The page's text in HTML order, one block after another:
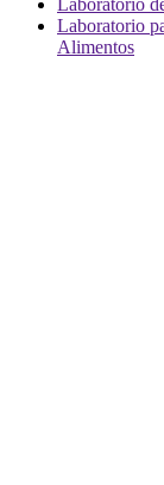
Laboratorio
Laboratorio
Alimentos